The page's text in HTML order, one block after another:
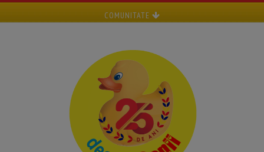
COMUNITATE